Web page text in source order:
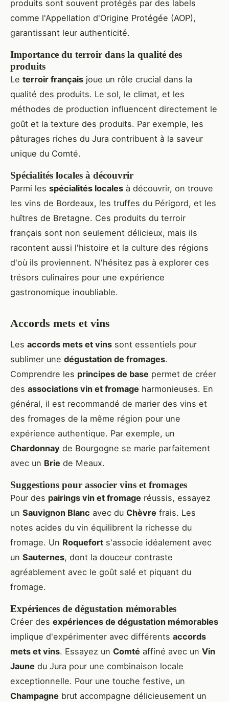
produits sont souvent protégés par des labels
comme l'Appellation d'Origine Protégée (AOP),
garantissant leur authenticité.
Importance du terroir dans la qualité des
produits
Le terroir français joue un rôle crucial dans la
qualité des produits. Le sol, le climat, et les
méthodes de production influencent directement le
goût et la texture des produits. Par exemple, les
pâturages riches du Jura contribuent à la saveur
unique du Comté.
Spécialités locales à découvrir
Parmi les spécialités locales à découvrir, on trouve
les vins de Bordeaux, les truffes du Périgord, et les
huîtres de Bretagne. Ces produits du terroir
français sont non seulement délicieux, mais ils
racontent aussi l'histoire et la culture des régions
d'où ils proviennent. N'hésitez pas à explorer ces
trésors culinaires pour une expérience
gastronomique inoubliable.
Accords mets et vins
Les accords mets et vins sont essentiels pour
sublimer une dégustation de fromages.
Comprendre les principes de base permet de créer
des associations vin et fromage harmonieuses. En
général, il est recommandé de marier des vins et
des fromages de la même région pour une
expérience authentique. Par exemple, un
Chardonnay de Bourgogne se marie parfaitement
avec un Brie de Meaux.
Suggestions pour associer vins et fromages
Pour des pairings vin et fromage réussis, essayez
un Sauvignon Blanc avec du Chèvre frais. Les
notes acides du vin équilibrent la richesse du
fromage. Un Roquefort s'associe idéalement avec
un Sauternes, dont la douceur contraste
agréablement avec le goût salé et piquant du
fromage.
Expériences de dégustation mémorables
Créer des expériences de dégustation mémorables
implique d'expérimenter avec différents accords
mets et vins. Essayez un Comté affiné avec un Vin
Jaune du Jura pour une combinaison locale
exceptionnelle. Pour une touche festive, un
Champagne brut accompagne délicieusement un